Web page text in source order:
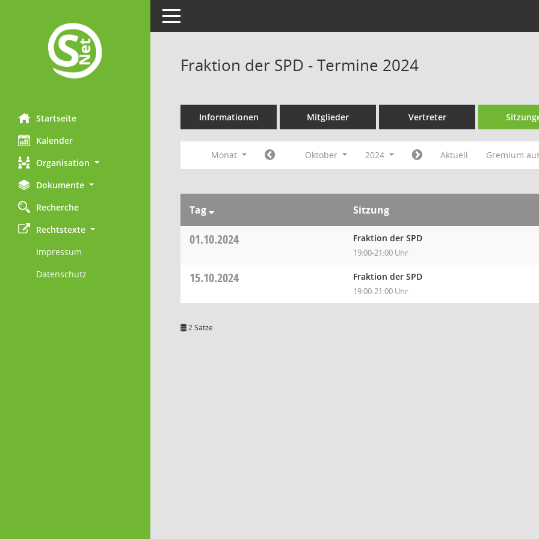
Startseite
Kalender
Organisation
Dokumente
Recherche
Rechtstexte
Impressum
Datenschutz
Toggle navigation
Fraktion der SPD - Termine 2024
Informationen Mitglieder Vertreter
Monat Oktober 2024 Aktuell Gremium
Tag Sitzung
01.10.2024 Fraktion der SPD
19:00-21:00 Uhr
15.10.2024 Fraktion der SPD
19:00-21:00 Uhr
2 Sätze